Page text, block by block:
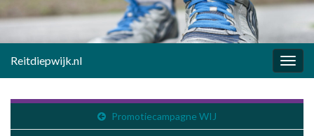
Reitdiepwijk.nl
Promotiecampagne WIJ